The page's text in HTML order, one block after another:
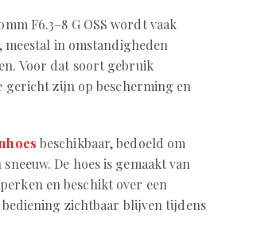
F6.3–8 G OSS wordt vaak
in omstandigheden
Voor dat soort gebruik
gericht zijn op bescherming en
beschikbaar, bedoeld om
De hoes is gemaakt van
en beschikt over een
zichtbaar blijven tijdens